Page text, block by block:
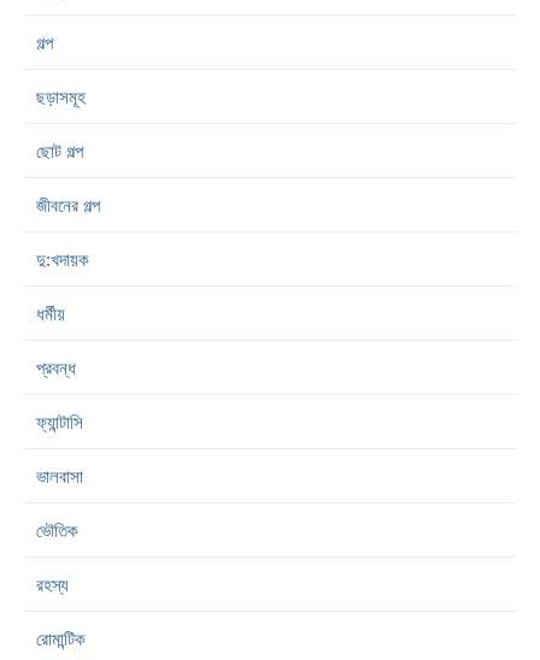
গল্প
ছড়াসমূহ
ছোট গল্প
জীবনের গল্প
দু:খদায়ক
ধর্মীয়
প্রবন্ধ
ফ্যান্টাসি
ভালবাসা
ভৌতিক
রহস্য
রোমান্টিক